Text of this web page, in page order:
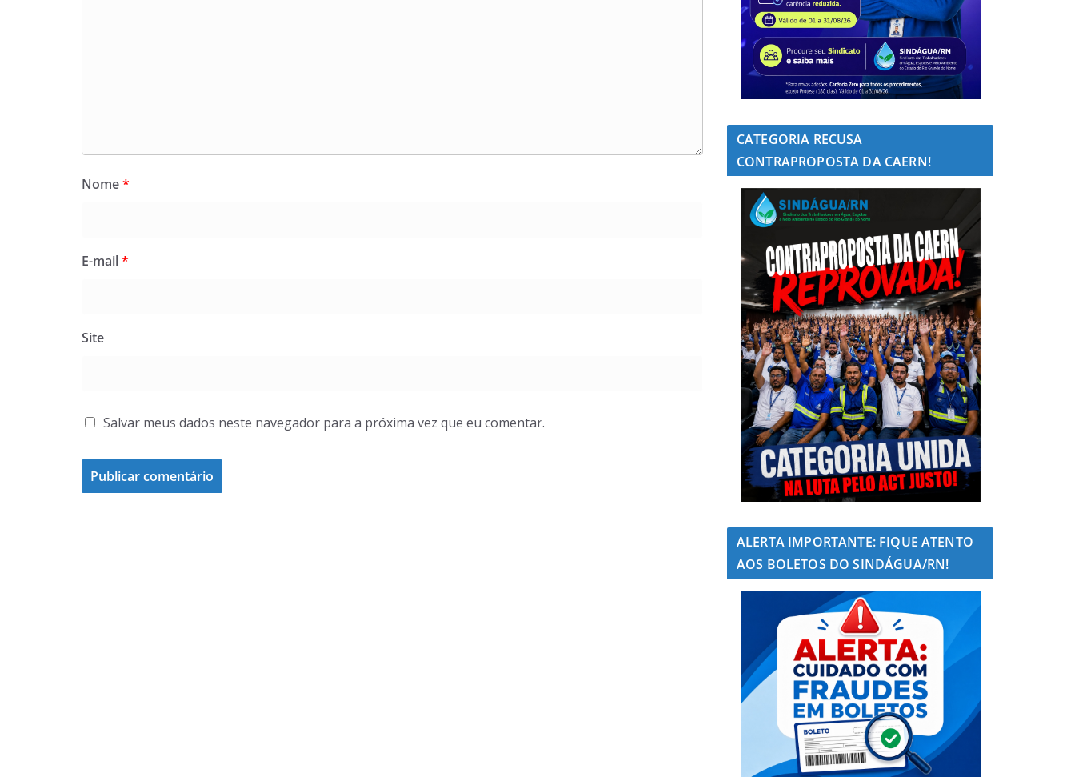
Nome*
E-mail*
Site
Salvar meus dados neste navegador para a próxima vez que eu comentar.
CATEGORIA RECUSA
CONTRAPROPOSTA DA CAERN!
ALERTA IMPORTANTE: FIQUE ATENTO
AOS BOLETOS DO SINDÁGUA/RN!